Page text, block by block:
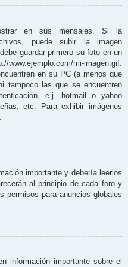
en sus mensajes. Si la
puede subir la imagen
guardar primero su foto en un
mi-imagen.gif.
en su PC (a menos que
tampoco las que se encuentren
e.j. hotmail o yahoo
etc. Para exhibir imágenes
importante y debería leerlos
al principio de cada foro y
permisos para anuncios globales
información importante sobre el